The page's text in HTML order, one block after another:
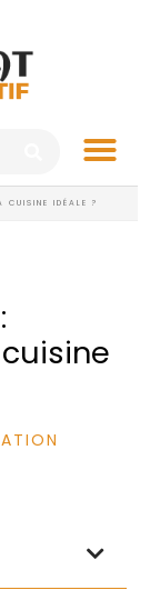
CUISINE IDÉALE ?